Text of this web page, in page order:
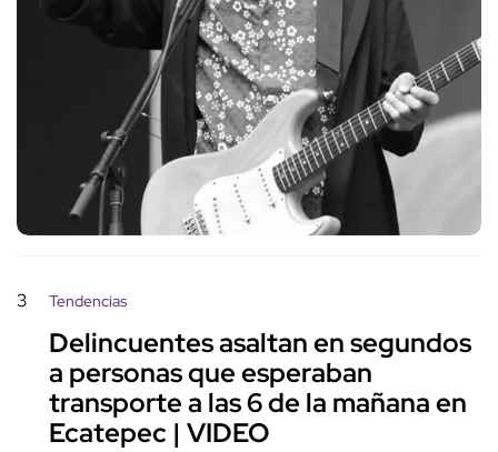
3 Tendencias
Delincuentes asaltan en segundos
a personas que esperaban
transporte a las 6 de la mañana en
Ecatepec | VIDEO